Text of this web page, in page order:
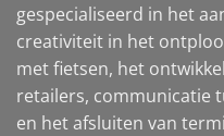
gespecialiseerd in het
creativiteit in het
met fietsen, het
retailers, communicatie
en het afsluiten van